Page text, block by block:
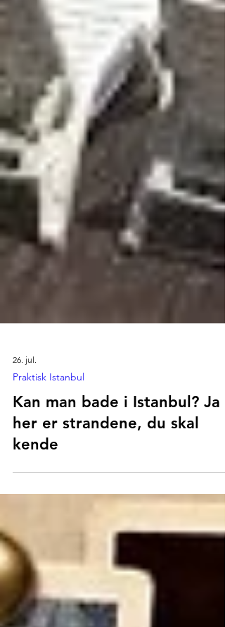
Praktisk Istanbul
Kan man bade i Istanbul? Ja -
her er strandene, du skal
kende